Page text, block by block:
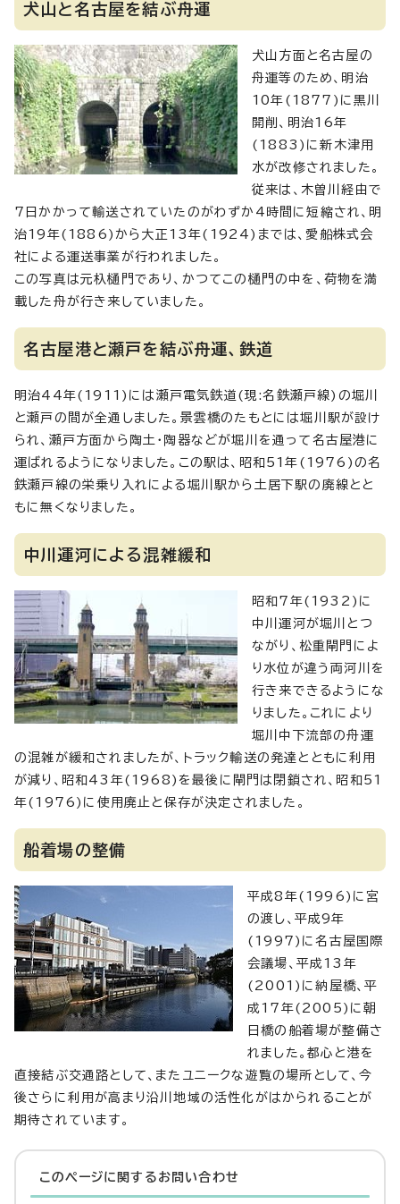
犬山と名古屋を結ぶ舟運
犬山方面と名古屋の
舟運等のため、明治
10年(1877)に黒川
開削、明治16年
(1883)に新木津用
水が改修されました。
従来は、木曽川経由で
7日かかって輸送されていたのがわずか4時間に短縮され、明
治19年(1886)から大正13年(1924)までは、愛船株式会
社による運送事業が行われました。
この写真は元杁樋門であり、かつてこの樋門の中を、荷物を満
載した舟が行き来していました。
名古屋港と瀬戸を結ぶ舟運、鉄道
明治44年(1911)には瀬戸電気鉄道(現:名鉄瀬戸線)の堀川
と瀬戸の間が全通しました。景雲橋のたもとには堀川駅が設け
られ、瀬戸方面から陶土・陶器などが堀川を通って名古屋港に
運ばれるようになりました。この駅は、昭和51年(1976)の名
鉄瀬戸線の栄乗り入れによる堀川駅から土居下駅の廃線とと
もに無くなりました。
中川運河による混雑緩和
昭和7年(1932)に
中川運河が堀川とつ
ながり、松重閘門によ
り水位が違う両河川を
行き来できるようにな
りました。これにより
堀川中下流部の舟運
の混雑が緩和されましたが、トラック輸送の発達とともに利用
が減り、昭和43年(1968)を最後に閘門は閉鎖され、昭和51
年(1976)に使用廃止と保存が決定されました。
船着場の整備
平成8年(1996)に宮
の渡し、平成9年
(1997)に名古屋国際
会議場、平成13年
(2001)に納屋橋、平
成17年(2005)に朝
日橋の船着場が整備さ
れました。都心と港を
直接結ぶ交通路として、またユニークな遊覧の場所として、今
後さらに利用が高まり沿川地域の活性化がはかられることが
期待されています。
このページに関する お問い合わせ